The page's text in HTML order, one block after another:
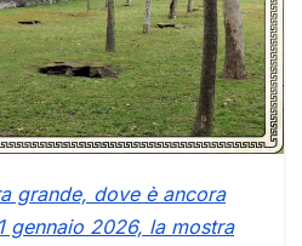
grande, dove è ancora
gennaio 2026, la mostra